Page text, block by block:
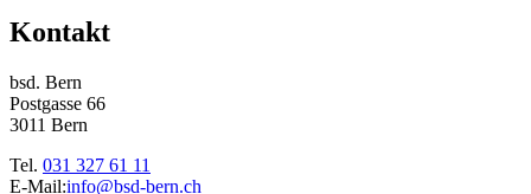
Kontakt
bsd. Bern
Postgasse 66
3011 Bern
Tel. 031 327 61 11
E-Mail:info@bsd-bern.ch